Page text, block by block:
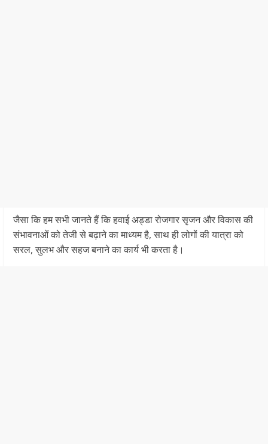
जैसा कि हम सभी जानते हैं कि हवाई अड्डा रोजगार सृजन और विकास की
संभावनाओं को तेजी से बढ़ाने का माध्यम है, साथ ही लोगों की यात्रा को
सरल, सुलभ और सहज बनाने का कार्य भी करता है।